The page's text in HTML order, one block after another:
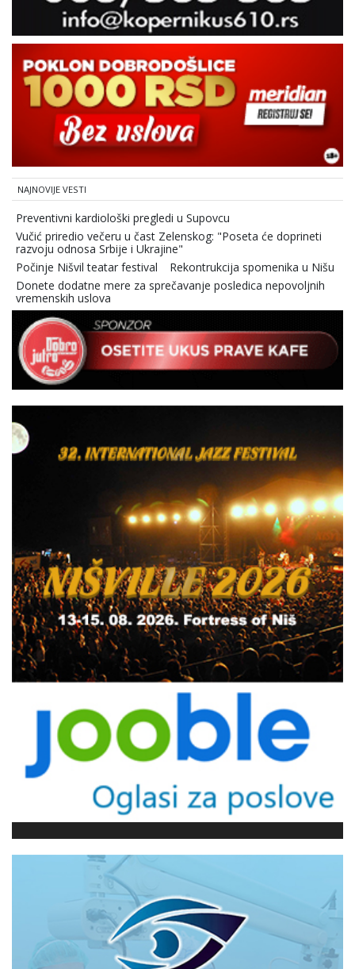
NAJNOVIJE VESTI
Preventivni kardiološki pregledi u Supovcu
Vučić priredio večeru u čast Zelenskog: "Poseta će doprineti
razvoju odnosa Srbije i Ukrajine"
Počinje Nišvil teatar festival
Rekontrukcija spomenika u Nišu
Donete dodatne mere za sprečavanje posledica nepovoljnih
vremenskih uslova